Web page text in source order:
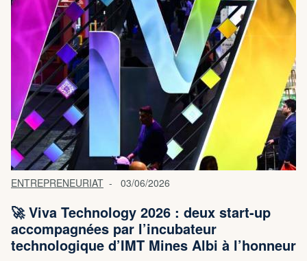
ENTREPRENEURIAT 03/06/2026
🚀 Viva Technology 2026 : deux start-up
accompagnées par l’incubateur
technologique d’IMT Mines Albi à l’honneur